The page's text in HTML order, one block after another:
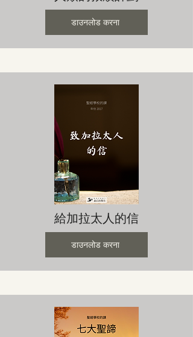
डाउनलोड करना
給加拉太人的信
डाउनलोड करना